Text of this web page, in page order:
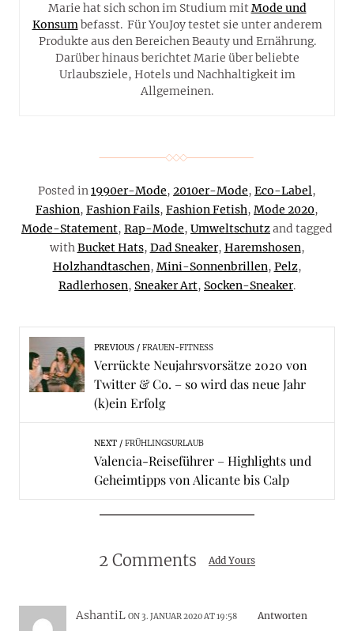
Marie hat sich schon im Studium mitMode und
Konsumbefasst. Für YouJoy testet sie unter anderem
Produkte aus den Bereichen Beauty und Ernährung.
Darüber hinaus berichtet Marie über beliebte
Urlaubsziele, Hotels und Nachhaltigkeit im
Allgemeinen.
Posted in1990er-Mode, 2010er-Mode, Eco-Label,
Fashion, Fashion Fails, Fashion Fetish, Mode 2020,
Mode-Statement, Rap-Mode, Umweltschutzand tagged
withBucket Hats, Dad Sneaker, Haremshosen,
Holzhandtaschen, Mini-Sonnenbrillen, Pelz,
Radlerhosen, Sneaker Art, Socken-Sneaker.
PREVIOUS FRAUEN-FITNESS
Verrückte Neujahrsvorsätze 2020 von
Twitter & Co. – so wird das neue Jahr
(k)ein Erfolg
NEXT FRÜHLINGSURLAUB
Valencia-Reiseführer – Highlights und
Geheimtipps von Alicante bis Calp
2 Comments Add Yours
AshantiL ON 3. JANUAR 2020 AT 19:58
Antworten